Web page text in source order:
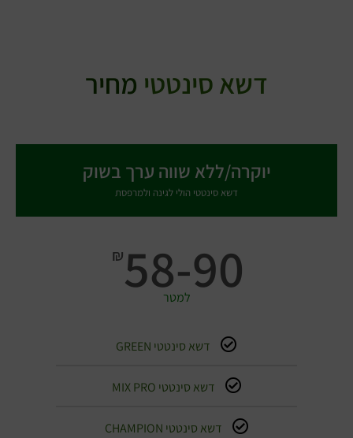
דשא סינטטי מחיר
יוקרה/ללא שווה ערך בשוק
דשא סינטטי הולי לגינה ולמרפסת
₪58-90
למטר
דשא סינטטי GREEN
דשא סינטטי MIX PRO
דשא סינטטי CHAMPION